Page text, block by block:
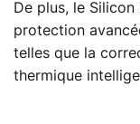
De plus, le
protection
telles que la
thermique